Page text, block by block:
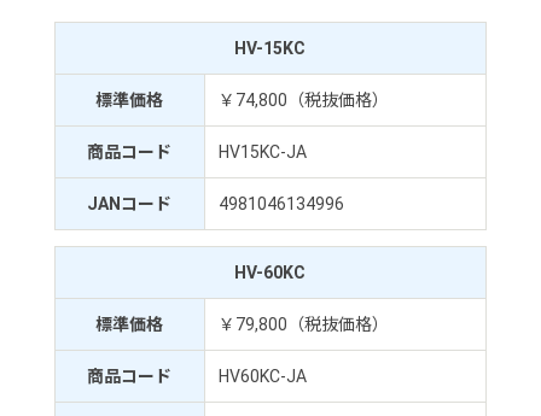
HV-15KC
標準価格 ￥74,800（税抜価格）
商品コード HV15KC-JA
JANコード 4981046134996
HV-60KC
標準価格 ￥79,800（税抜価格）
商品コード HV60KC-JA